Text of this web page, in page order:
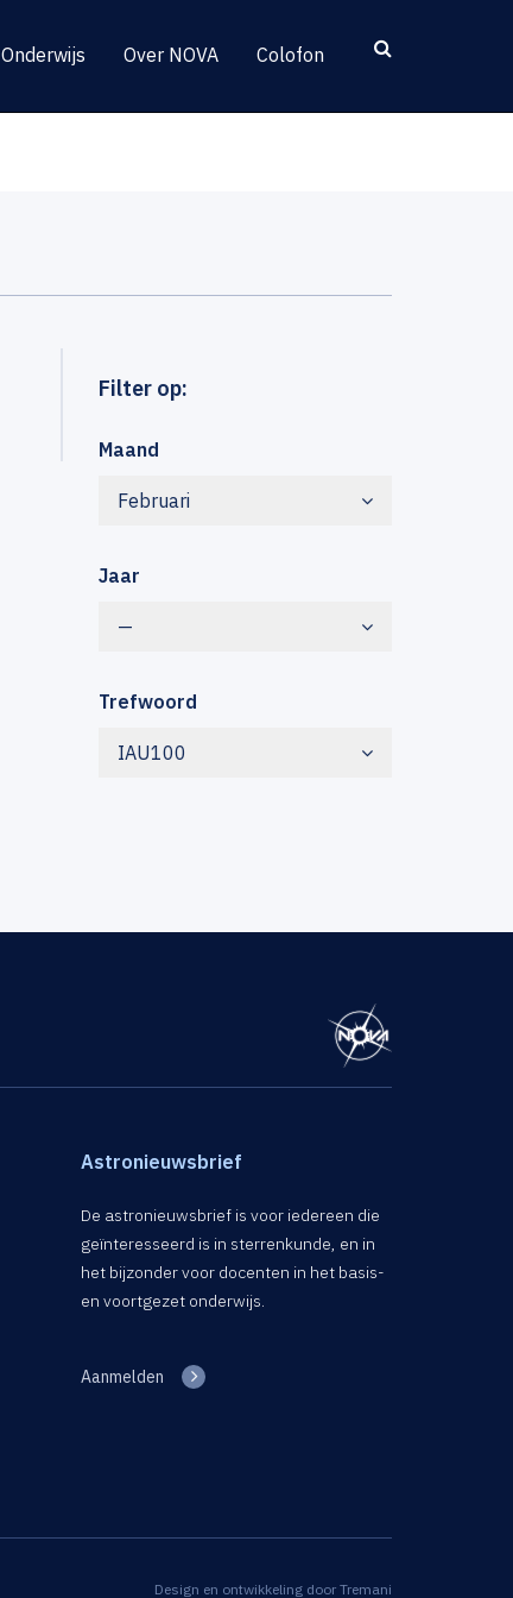
Onderwijs Over NOVA Colofon
Filter op:
Maand
Februari
Jaar
—
Trefwoord
IAU100
Astronieuwsbrief
De astronieuwsbrief is voor iedereen die
geïnteresseerd is in sterrenkunde, en in
het bijzonder voor docenten in het basis-
en voortgezet onderwijs.
Aanmelden
Design en ontwikkeling door Tremani